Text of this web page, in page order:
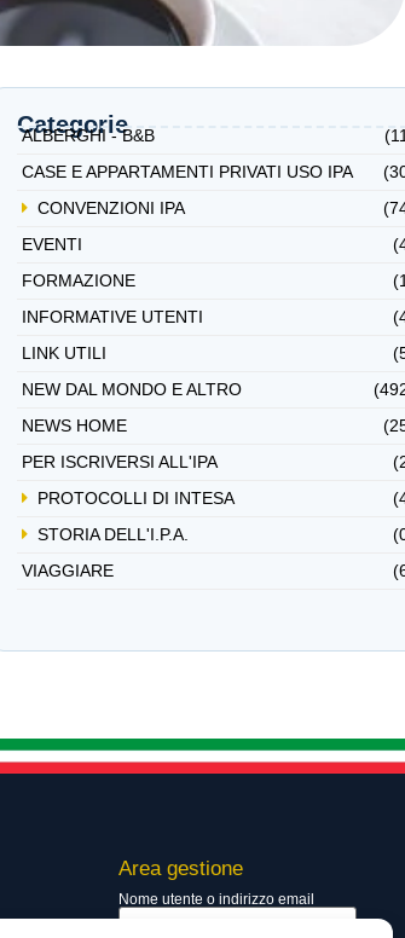
Categorie
ALBERGHI - B&B
CASE E APPARTAMENTI PRIVATI USO IPA
CONVENZIONI IPA
EVENTI
FORMAZIONE
INFORMATIVE UTENTI
LINK UTILI
NEW DAL MONDO E ALTRO
NEWS HOME
PER ISCRIVERSI ALL'IPA
PROTOCOLLI DI INTESA
STORIA DELL'I.P.A.
VIAGGIARE
Area gestione
Nome utente o indirizzo email